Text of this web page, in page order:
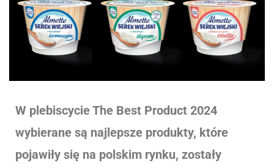
W plebiscycie The Best Product 2024
wybierane są najlepsze produkty, które
pojawiły się na polskim rynku, zostały